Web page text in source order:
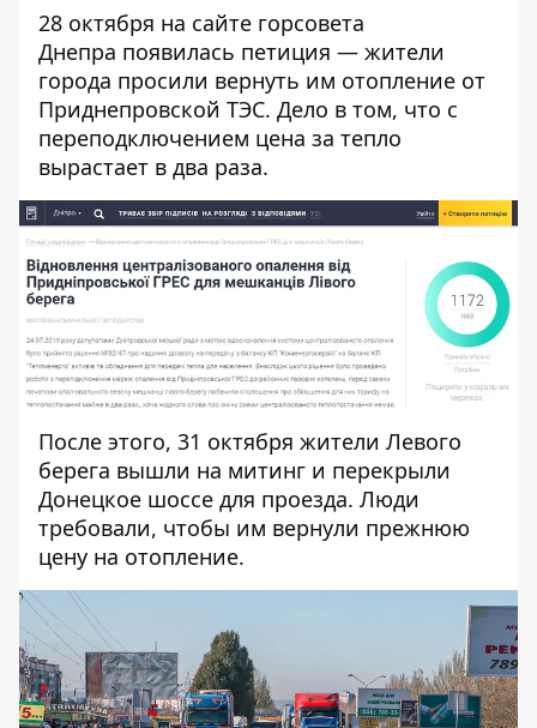
28 октября на сайте горсовета
Днепра появилась петиция — жители
города просили вернуть им отопление от
Приднепровской ТЭС. Дело в том, что с
переподключением цена за тепло
вырастает в два раза.
После этого, 31 октября жители Левого
берега вышли на митинг и перекрыли
Донецкое шоссе для проезда. Люди
требовали, чтобы им вернули прежнюю
цену на отопление.